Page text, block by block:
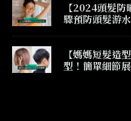
【2024頭髮
驟預防頭髮游
【媽媽短髮造
型！簡單細節